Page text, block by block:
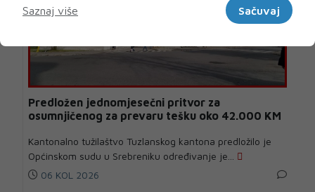
Predložen jednomjesečni pritvor za
osumnjičenog za prevaru tešku oko 42.000 KM
Kantonalno tužilaštvo Tuzlanskog kantona predložilo je
Općinskom sudu u Srebreniku određivanje je...
06 KOL 2026
Saznaj više
Sačuvaj